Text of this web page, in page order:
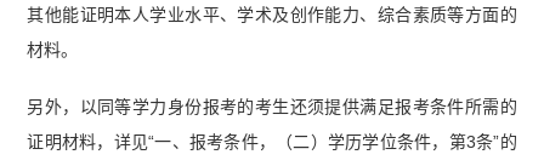
其他能证明本人学业水平、学术及创作能力、综合素质等方面的
材料。
另外，以同等学力身份报考的考生还须提供满足报考条件所需的
证明材料，详见“一、报考条件，（二）学历学位条件，第3条”的